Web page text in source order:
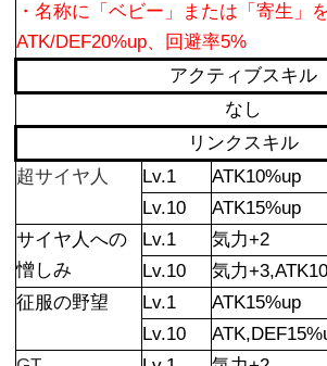
・名称に「ベビー」または「寄生」
ATK/DEF20%up、回避率5%
アクティブスキル
なし
リンクスキル
超サイヤ人
Lv.1
ATK10%up
Lv.10
ATK15%up
サイヤ人への
憎しみ
Lv.1
気力+2
Lv.10
気力
征服の野望
Lv.1
ATK15%up
Lv.10